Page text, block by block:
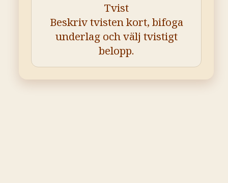
Tvist
Beskriv tvisten kort, bifoga
underlag och välj tvistigt
belopp.